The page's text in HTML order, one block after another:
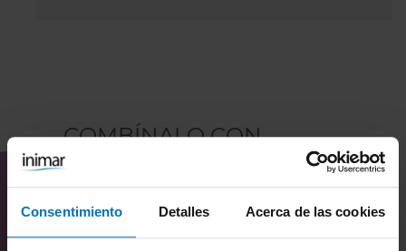
Consentimiento Detalles Acerca de las cookies
COMBÍNALO CON